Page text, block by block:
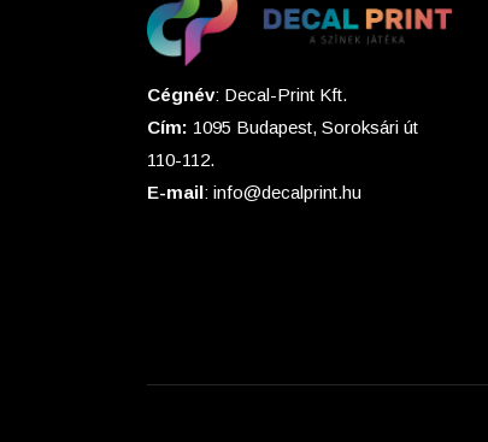
Cégnév: Decal-Print Kft.
Cím: 1095 Budapest, Soroksári út
110-112.
E-mail: info@decalprint.hu